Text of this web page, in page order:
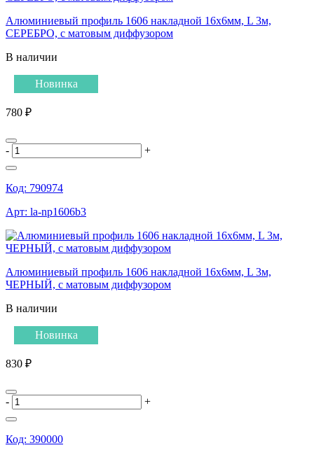
Алюминиевый профиль 1606 накладной 16х6мм, L 3м,
СЕРЕБРО, с матовым диффузором
В наличии
Новинка
780 ₽
- +
Код: 790974
Арт: la-np1606b3
Алюминиевый профиль 1606 накладной 16х6мм, L 3м,
ЧЕРНЫЙ, с матовым диффузором
В наличии
Новинка
830 ₽
- +
Код: 390000